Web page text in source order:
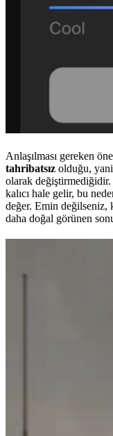
Anlaşılması gereken
tahribatsız olduğu, yani
olarak değiştirmediğidir.
kalıcı hale gelir, bu
değer. Emin değilseniz,
daha doğal görünen